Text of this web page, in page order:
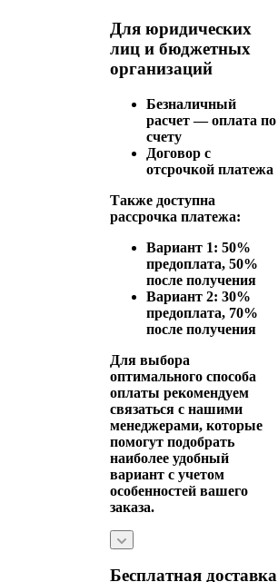
Для юридических
лиц и бюджетных
организаций
Безналичный
расчет — оплата по
счету
Договор с
отсрочкой платежа
Также доступна
рассрочка платежа:
Вариант 1: 50%
предоплата, 50%
после получения
Вариант 2: 30%
предоплата, 70%
после получения
Для выбора
оптимального способа
оплаты рекомендуем
связаться с нашими
менеджерами, которые
помогут подобрать
наиболее удобный
вариант с учетом
особенностей вашего
заказа.
Бесплатная доставка